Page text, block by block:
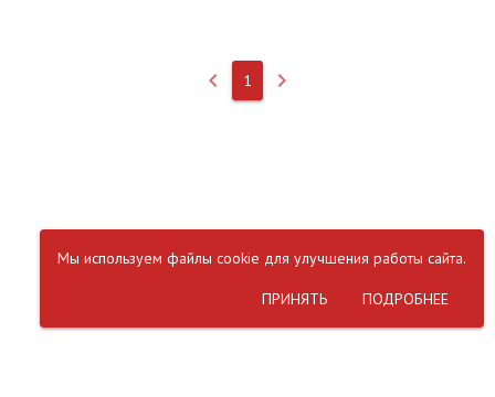
keyboard_arrow_left 1 keyboard_arrow_right
Мы используем файлы cookie для улучшения работы сайта.
ПРИНЯТЬ ПОДРОБНЕЕ